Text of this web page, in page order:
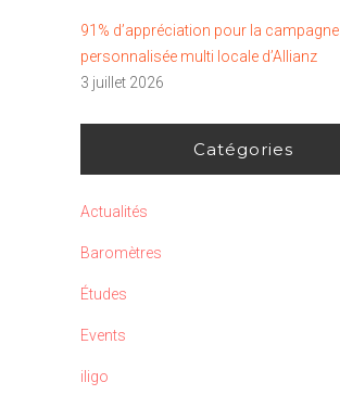
91% d’appréciation pour la campagne
personnalisée multi locale d’Allianz
3 juillet 2026
Catégories
Actualités
Baromètres
Études
Events
iligo